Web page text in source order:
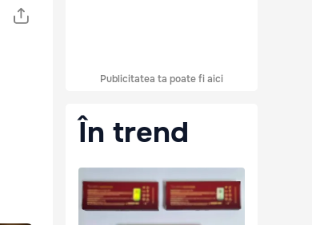
Publicitatea ta poate fi aici
În trend